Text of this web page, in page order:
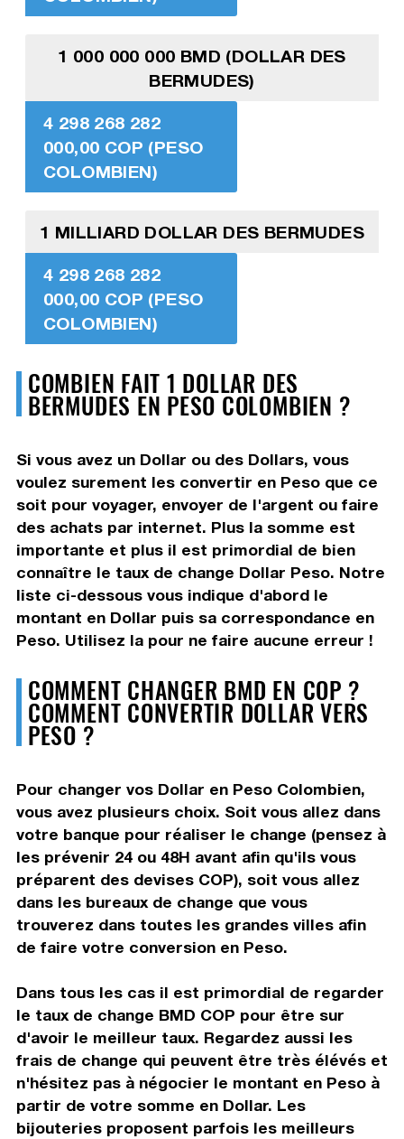
1 000 000 000 BMD (DOLLAR DES
BERMUDES)
4 298 268 282
000,00 COP (PESO
COLOMBIEN)
1 MILLIARD DOLLAR DES BERMUDES
4 298 268 282
000,00 COP (PESO
COLOMBIEN)
COMBIEN FAIT 1 DOLLAR DES
BERMUDES EN PESO COLOMBIEN ?
Si vous avez un Dollar ou des Dollars, vous
voulez surement les convertir en Peso que ce
soit pour voyager, envoyer de l'argent ou faire
des achats par internet. Plus la somme est
importante et plus il est primordial de bien
connaître le taux de change Dollar Peso. Notre
liste ci-dessous vous indique d'abord le
montant en Dollar puis sa correspondance en
Peso. Utilisez la pour ne faire aucune erreur !
COMMENT CHANGER BMD EN COP ?
COMMENT CONVERTIR DOLLAR VERS
PESO ?
Pour changer vos Dollar en Peso Colombien,
vous avez plusieurs choix. Soit vous allez dans
votre banque pour réaliser le change (pensez à
les prévenir 24 ou 48H avant afin qu'ils vous
préparent des devises COP), soit vous allez
dans les bureaux de change que vous
trouverez dans toutes les grandes villes afin
de faire votre conversion en Peso.
Dans tous les cas il est primordial de regarder
le taux de change BMD COP pour être sur
d'avoir le meilleur taux. Regardez aussi les
frais de change qui peuvent être très élévés et
n'hésitez pas à négocier le montant en Peso à
partir de votre somme en Dollar. Les
bijouteries proposent parfois les meilleurs